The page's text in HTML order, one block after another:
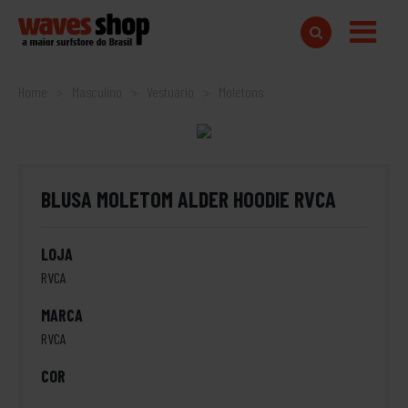
Home
BLUSA MOLETOM ALDER HOODIE RVCA
LOJA
RVCA
MARCA
RVCA
COR